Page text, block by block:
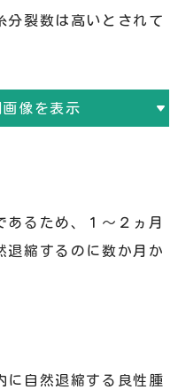
分裂数は高いとされて
像を表示
あるため、１～２ヵ月
退縮するのに数か月か
に自然退縮する良性腫